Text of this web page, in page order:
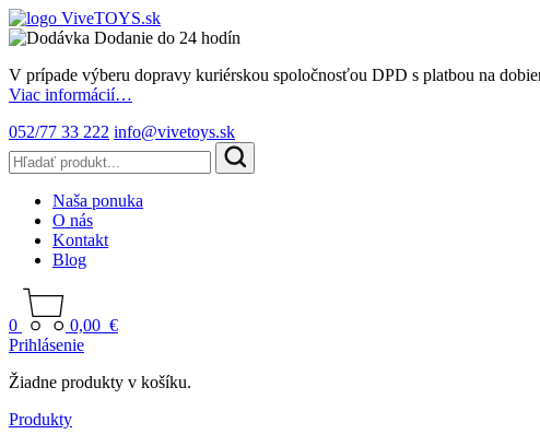
Dodanie do 24 hodín
V prípade výberu dopravy kuriérskou spoločnosťou DPD s platbou na
Viac informácií…
052/77 33 222 info@vivetoys.sk
Naša ponuka
O nás
Kontakt
Blog
0 0,00 €
Prihlásenie
Žiadne produkty v košíku.
Produkty